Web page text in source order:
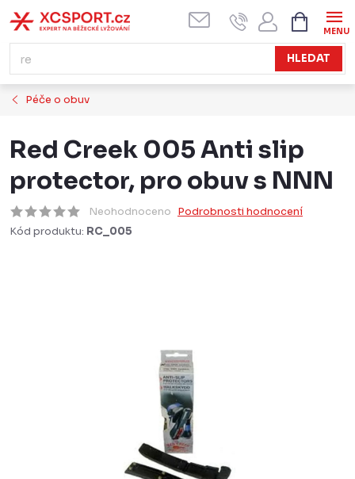
na
obsah
HLEDAT
KOŠÍK
Péče o obuv
Red Creek 005 Anti slip
protector, pro obuv s NNN
Neohodnoceno Podrobnosti hodnocení
Kód produktu: RC_005